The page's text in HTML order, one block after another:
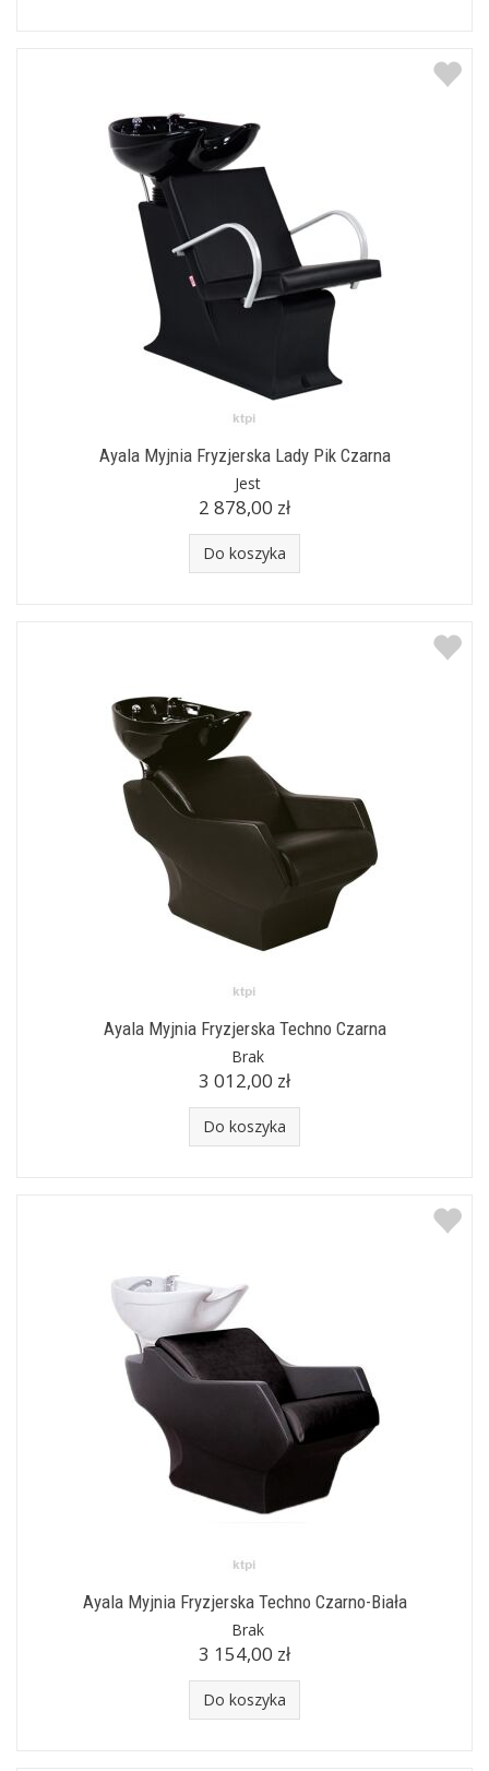
Ayala Myjnia Fryzjerska Lady Pik Czarna
Jest
2 878,00 zł
Do koszyka
Ayala Myjnia Fryzjerska Techno Czarna
Brak
3 012,00 zł
Do koszyka
Ayala Myjnia Fryzjerska Techno Czarno-Biała
Brak
3 154,00 zł
Do koszyka